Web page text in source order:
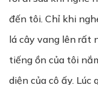
đến tôi. Chỉ khi
lá cây vang lên rất
tiếng ồn của tôi
diện của cô ấy.